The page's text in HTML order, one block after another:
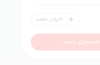
افزودن مقصد
جستجوی مسیر